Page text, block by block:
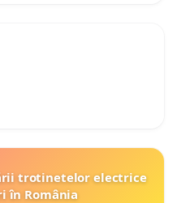
trotinetelor electrice
în România